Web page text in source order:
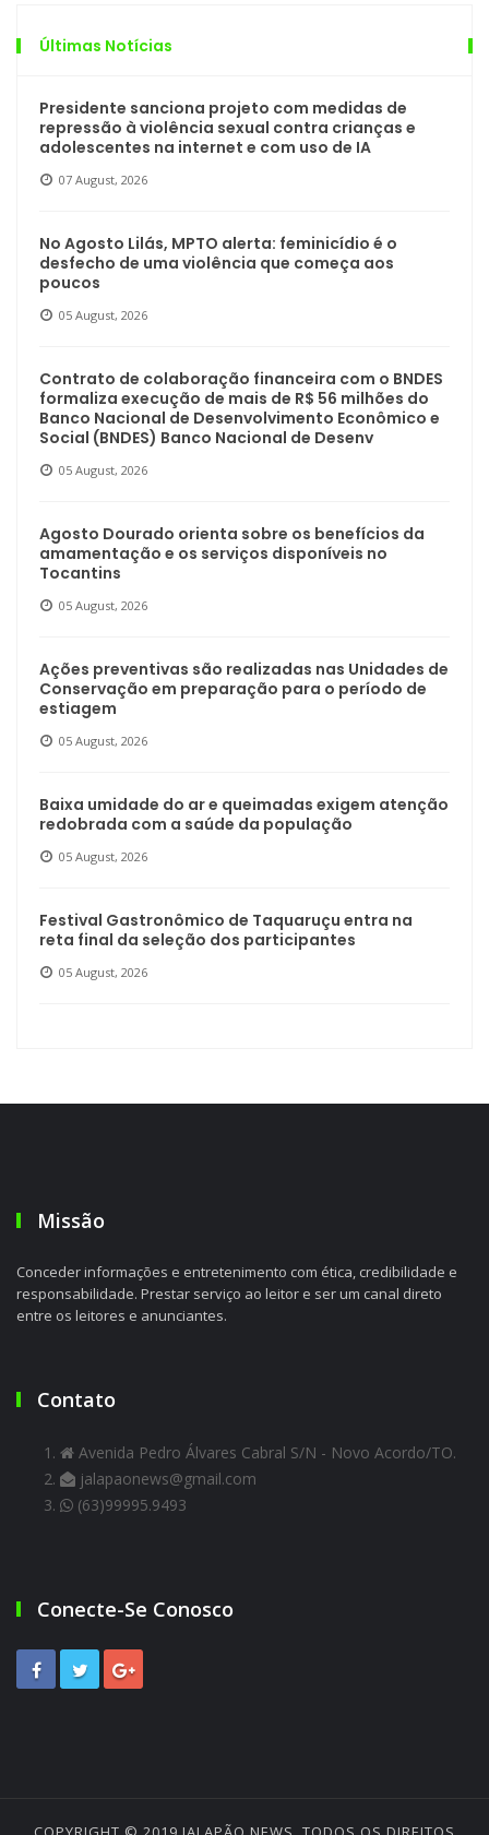
Últimas Notícias
Presidente sanciona projeto com medidas de
repressão à violência sexual contra crianças e
adolescentes na internet e com uso de IA
07 August, 2026
No Agosto Lilás, MPTO alerta: feminicídio é o
desfecho de uma violência que começa aos
poucos
05 August, 2026
Contrato de colaboração financeira com o BNDES
formaliza execução de mais de R$ 56 milhões do
Banco Nacional de Desenvolvimento Econômico e
Social (BNDES) Banco Nacional de Desenv
05 August, 2026
Agosto Dourado orienta sobre os benefícios da
amamentação e os serviços disponíveis no
Tocantins
05 August, 2026
Ações preventivas são realizadas nas Unidades de
Conservação em preparação para o período de
estiagem
05 August, 2026
Baixa umidade do ar e queimadas exigem atenção
redobrada com a saúde da população
05 August, 2026
Festival Gastronômico de Taquaruçu entra na
reta final da seleção dos participantes
05 August, 2026
Missão
Conceder informações e entretenimento com ética, credibilidade e
responsabilidade. Prestar serviço ao leitor e ser um canal direto
entre os leitores e anunciantes.
Contato
Avenida Pedro Álvares Cabral S/N - Novo Acordo/TO.
jalapaonews@gmail.com
(63)99995.9493
Conecte-Se Conosco